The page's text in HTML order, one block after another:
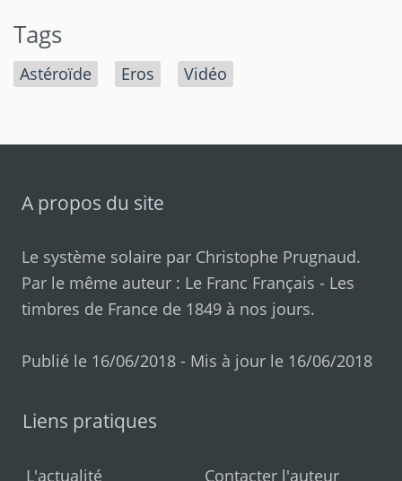
Tags
Astéroïde Eros Vidéo
A propos du site
Le système solaire par Christophe Prugnaud.
Par le même auteur : Le Franc Français - Les
timbres de France de 1849 à nos jours.
Publié le 16/06/2018 - Mis à jour le 16/06/2018
Liens pratiques
L'actualité Contacter l'auteur